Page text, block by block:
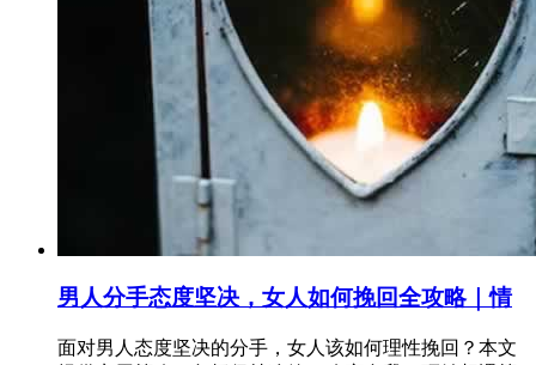
男人分手态度坚决，女人如何挽回全攻略｜情
面对男人态度坚决的分手，女人该如何理性挽回？本文